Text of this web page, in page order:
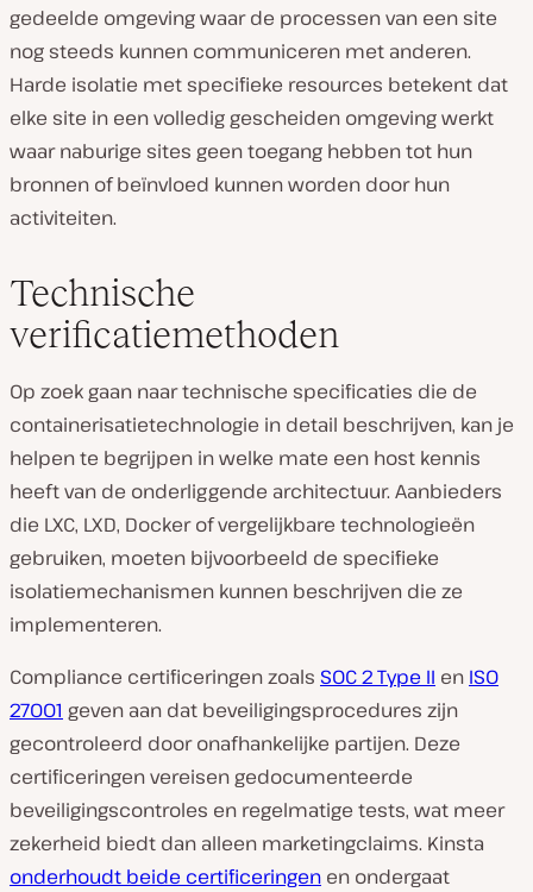
gedeelde omgeving waar de processen van een site
nog steeds kunnen communiceren met anderen.
Harde isolatie met specifieke resources betekent dat
elke site in een volledig gescheiden omgeving werkt
waar naburige sites geen toegang hebben tot hun
bronnen of beïnvloed kunnen worden door hun
activiteiten.
Technische
verificatiemethoden
Op zoek gaan naar technische specificaties die de
containerisatietechnologie in detail beschrijven, kan je
helpen te begrijpen in welke mate een host kennis
heeft van de onderliggende architectuur. Aanbieders
die LXC, LXD, Docker of vergelijkbare technologieën
gebruiken, moeten bijvoorbeeld de specifieke
isolatiemechanismen kunnen beschrijven die ze
implementeren.
Compliance certificeringen zoals SOC 2 Type II en ISO
27001 geven aan dat beveiligingsprocedures zijn
gecontroleerd door onafhankelijke partijen. Deze
certificeringen vereisen gedocumenteerde
beveiligingscontroles en regelmatige tests, wat meer
zekerheid biedt dan alleen marketingclaims. Kinsta
onderhoudt beide certificeringen en ondergaat